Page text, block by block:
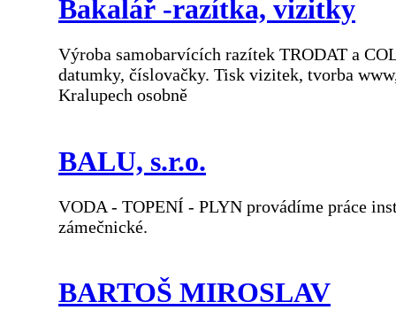
Bakalář -razítka, vizitky
Výroba samobarvících razítek TRODAT a
datumky, číslovačky. Tisk vizitek, tvorba
Kralupech osobně
BALU, s.r.o.
VODA - TOPENÍ - PLYN provádíme práce
zámečnické.
BARTOŠ MIROSLAV